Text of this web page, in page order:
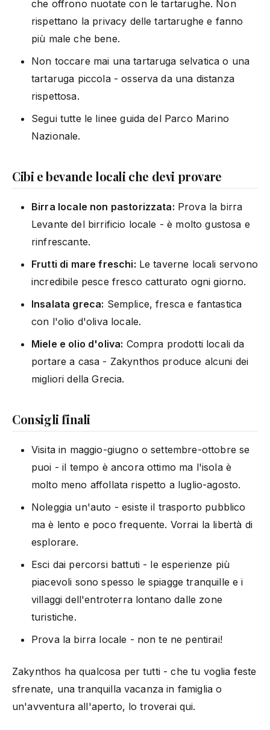
che offrono nuotate con le tartarughe. Non
rispettano la privacy delle tartarughe e fanno
più male che bene.
Non toccare mai una tartaruga selvatica o una
tartaruga piccola - osserva da una distanza
rispettosa.
Segui tutte le linee guida del Parco Marino
Nazionale.
Cibi e bevande locali che devi provare
Birra locale non pastorizzata: Prova la birra
Levante del birrificio locale - è molto gustosa e
rinfrescante.
Frutti di mare freschi: Le taverne locali servono
incredibile pesce fresco catturato ogni giorno.
Insalata greca: Semplice, fresca e fantastica
con l'olio d'oliva locale.
Miele e olio d'oliva: Compra prodotti locali da
portare a casa - Zakynthos produce alcuni dei
migliori della Grecia.
Consigli finali
Visita in maggio-giugno o settembre-ottobre se
puoi - il tempo è ancora ottimo ma l'isola è
molto meno affollata rispetto a luglio-agosto.
Noleggia un'auto - esiste il trasporto pubblico
ma è lento e poco frequente. Vorrai la libertà di
esplorare.
Esci dai percorsi battuti - le esperienze più
piacevoli sono spesso le spiagge tranquille e i
villaggi dell'entroterra lontano dalle zone
turistiche.
Prova la birra locale - non te ne pentirai!
Zakynthos ha qualcosa per tutti - che tu voglia feste
sfrenate, una tranquilla vacanza in famiglia o
un'avventura all'aperto, lo troverai qui.